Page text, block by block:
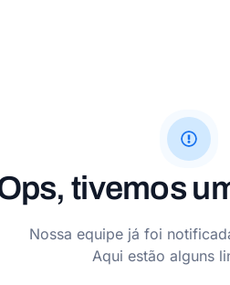
tivemos
Nossa equipe já foi
Aqui estão alguns